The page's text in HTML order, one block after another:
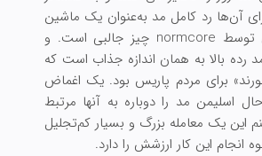
آن‌ها رد کامل مد به‌عنوان یک ماشین
شرور سرمایه‌داری توسط normcore چیز جالبی است. و
رده بالا به همان اندازه جذاب است که
برای مردم پاریس بود. یک اغماض
اسلیمن مد را دوباره به آنها مرتبط
این یک معامله بزرگ و بسیار کم‌تجلیل
این کار ارزشش را دارد.